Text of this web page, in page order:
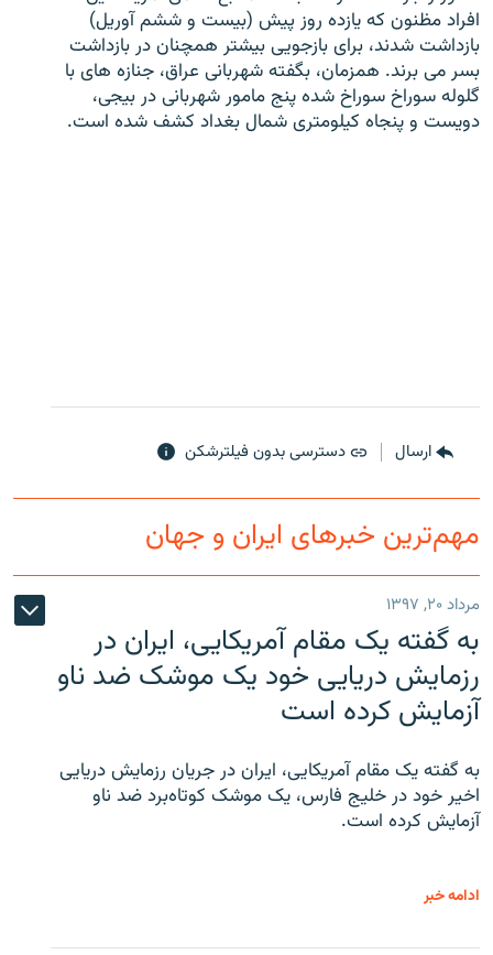
به ما بپیوندید
افراد مظنون که یازده روز پیش (بیست و ششم آوریل)
بازداشت شدند، برای بازجویی بیشتر همچنان در بازداشت
بسر می برند. همزمان، بگفته شهربانی عراق، جنازه های با
گلوله سوراخ سوراخ شده پنج مامور شهربانی در بیجی،
دویست و پنجاه کیلومتری شمال بغداد کشف شده است.
ارسال دسترسی بدون فیلترشکن
مهم‌ترین خبرهای ایران و جهان
مرداد ۲۰, ۱۳۹۷
به گفته یک مقام آمریکایی، ایران در
رزمایش دریایی خود یک موشک ضد ناو
آزمایش کرده است
به گفته یک مقام آمریکایی، ایران در جریان رزمایش دریایی
اخیر خود در خلیج فارس، یک موشک کوتاه‌برد ضد ناو
آزمایش کرده است.
ادامه خبر